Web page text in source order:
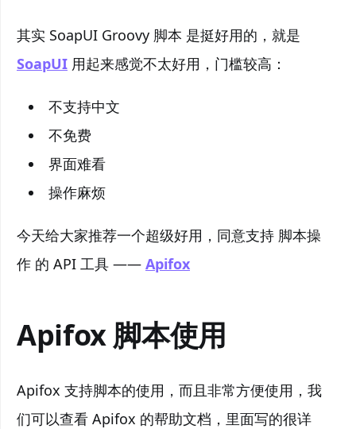
其实 SoapUI Groovy 脚本 是挺好用的，就是
SoapUI 用起来感觉不太好用，门槛较高：
不支持中文
不免费
界面难看
操作麻烦
今天给大家推荐一个超级好用，同意支持 脚本操
作 的 API 工具 —— Apifox
Apifox 脚本使用
Apifox 支持脚本的使用，而且非常方便使用，我
们可以查看 Apifox 的帮助文档，里面写的很详